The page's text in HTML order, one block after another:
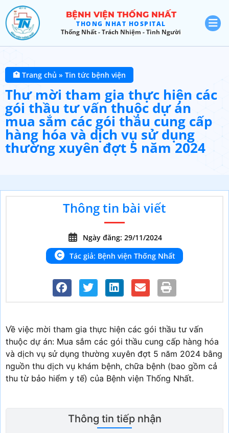
BỆNH VIỆN THỐNG NHẤT
THONG NHAT HOSPITAL
Thống Nhất - Trách Nhiệm - Tình Người
🏥 Trang chủ » Tin tức bệnh viện
Thư mời tham gia thực hiện các
gói thầu tư vấn thuộc dự án
mua sắm các gói thầu cung cấp
hàng hóa và dịch vụ sử dụng
thường xuyên đợt 5 năm 2024
Về việc mời tham gia thực hiện các gói thầu tư vấn
thuộc dự án: Mua sắm các gói thầu cung cấp hàng hóa
và dịch vụ sử dụng thường xuyên đợt 5 năm 2024 bằng
nguồn thu dịch vụ khám bệnh, chữa bệnh (bao gồm cả
thu từ bảo hiểm y tế) của Bệnh viện Thống Nhất.
Thông tin tiếp nhận
Thông tin bài viết
Ngày đăng: 29/11/2024
Tác giả: Bệnh viện Thống Nhất